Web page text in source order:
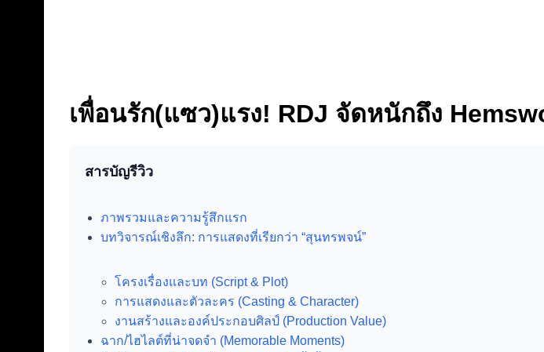
เพื่อนรัก(แซว)แรง! RDJ จัดหนักถึง
สารบัญรีวิว
ภาพรวมและความรู้สึกแรก
บทวิจารณ์เชิงลึก: การแสดงที่เรียกว่า “สุนทรพจน์”
โครงเรื่องและบท (Script & Plot)
การแสดงและตัวละคร (Casting & Character)
งานสร้างและองค์ประกอบศิลป์ (Production Value)
ฉาก/ไฮไลต์ที่น่าจดจำ (Memorable Moments)